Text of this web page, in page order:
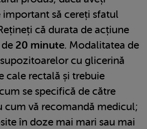
important să cereți sfatul
că durata de acțiune
20 minute. Modalitatea de
cu glicerină
cale rectală și trebuie
se specifică de către
cum vă recomandă medicul;
în doze mai mari sau mai